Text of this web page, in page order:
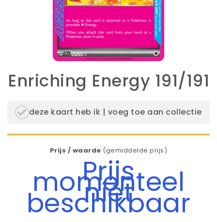
Enriching Energy 191/191
deze kaart heb ik | voeg toe aan collectie
Prijs / waarde (gemiddelde prijs)
Prijs
momenteel
niet
beschikbaar